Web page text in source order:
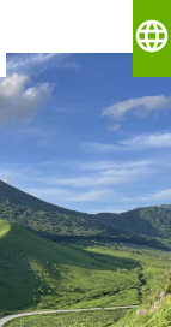
language